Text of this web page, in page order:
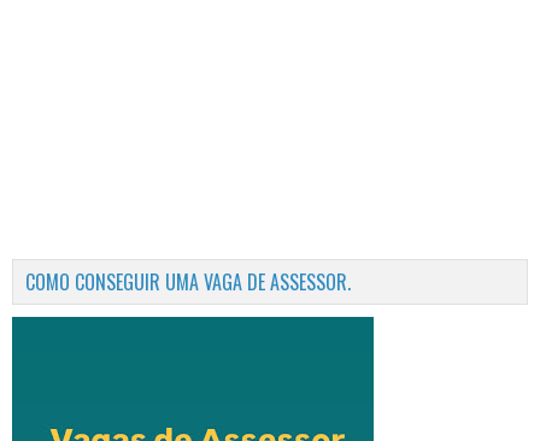
COMO CONSEGUIR UMA VAGA DE ASSESSOR.